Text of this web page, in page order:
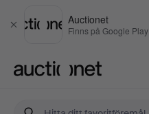
Stäng
Auctionet
Finns på Google Play